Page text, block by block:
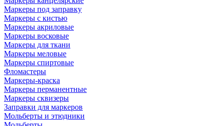
Маркеры под заправку
Маркеры с кистью
Маркеры акриловые
Маркеры восковые
Маркеры для ткани
Маркеры меловые
Маркеры спиртовые
Фломастеры
Маркеры-краска
Маркеры перманентные
Маркеры сквизеры
Заправки для маркеров
Мольберты и этюдники